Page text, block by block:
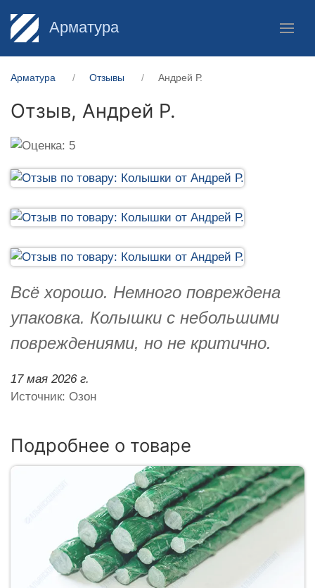
Арматура
Арматура Отзывы Андрей Р.
Отзыв, Андрей Р.
Всё хорошо. Немного повреждена
упаковка. Колышки с небольшими
повреждениями, но не критично.
17 мая 2026 г.
Источник: Озон
Подробнее о товаре